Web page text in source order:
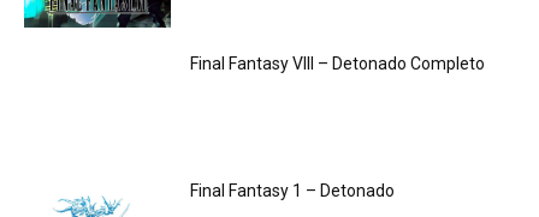
Final Fantasy VIII – Detonado Completo
Final Fantasy 1 – Detonado